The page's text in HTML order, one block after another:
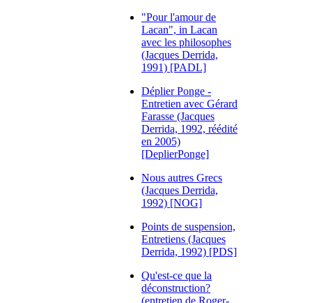
"Pour l'amour de
Lacan", in Lacan
avec les philosophes
(Jacques Derrida,
1991) [PADL]
Déplier Ponge -
Entretien avec Gérard
Farasse (Jacques
Derrida, 1992, réédité
en 2005)
[DeplierPonge]
Nous autres Grecs
(Jacques Derrida,
1992) [NOG]
Points de suspension,
Entretiens (Jacques
Derrida, 1992) [PDS]
Qu'est-ce que la
déconstruction?
(entretien de Roger-